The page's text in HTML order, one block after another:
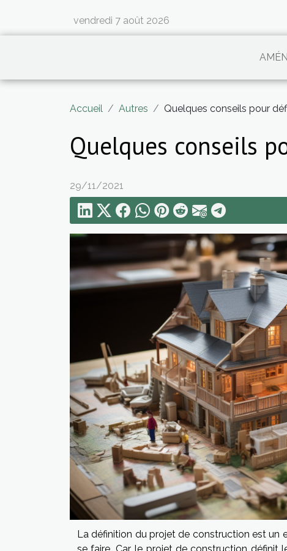
vendredi 7 août 2026
Accueil Autres Quelques conseils pour
Quelques conseils
29/11/2021
La définition du projet de construction est un